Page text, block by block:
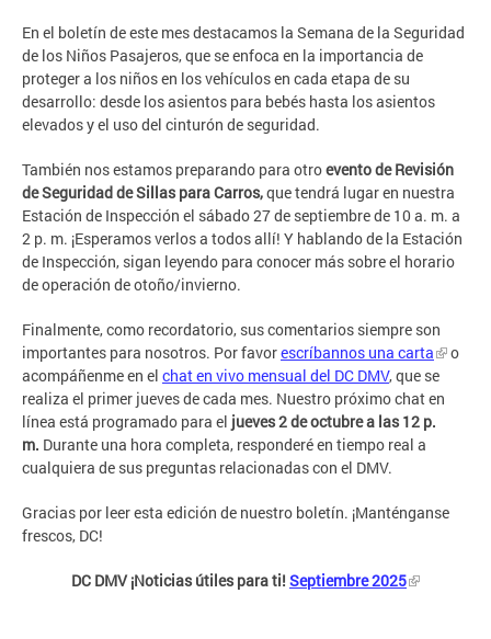
En el boletín de este mes destacamos la Semana de la Seguridad
de los Niños Pasajeros, que se enfoca en la importancia de
proteger a los niños en los vehículos en cada etapa de su
desarrollo: desde los asientos para bebés hasta los asientos
elevados y el uso del cinturón de seguridad.
También nos estamos preparando para otroevento de Revisión
de Seguridad de Sillas para Carros,que tendrá lugar en nuestra
Estación de Inspección el sábado 27 de septiembre de 10 a. m. a
2 p. m. ¡Esperamos verlos a todos allí! Y hablando de la Estación
de Inspección, sigan leyendo para conocer más sobre el horario
de operación de otoño/invierno.
Finalmente, como recordatorio, sus comentarios siempre son
importantes para nosotros. Por favorescríbannos una carta
o
acompáñenme en el chat en vivo mensual del DC DMV, que se
realiza el primer jueves de cada mes. Nuestro próximo chat en
línea está programado para el jueves 2 de octubre a las 12 p.
m. Durante una hora completa, responderé en tiempo real a
cualquiera de sus preguntas relacionadas con el DMV.
Gracias por leer esta edición de nuestro boletín. ¡Manténganse
frescos, DC!
DC DMV ¡Noticias útiles para ti! Septiembre 2025